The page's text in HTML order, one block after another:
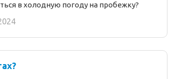
в холодную погоду на пробежку?